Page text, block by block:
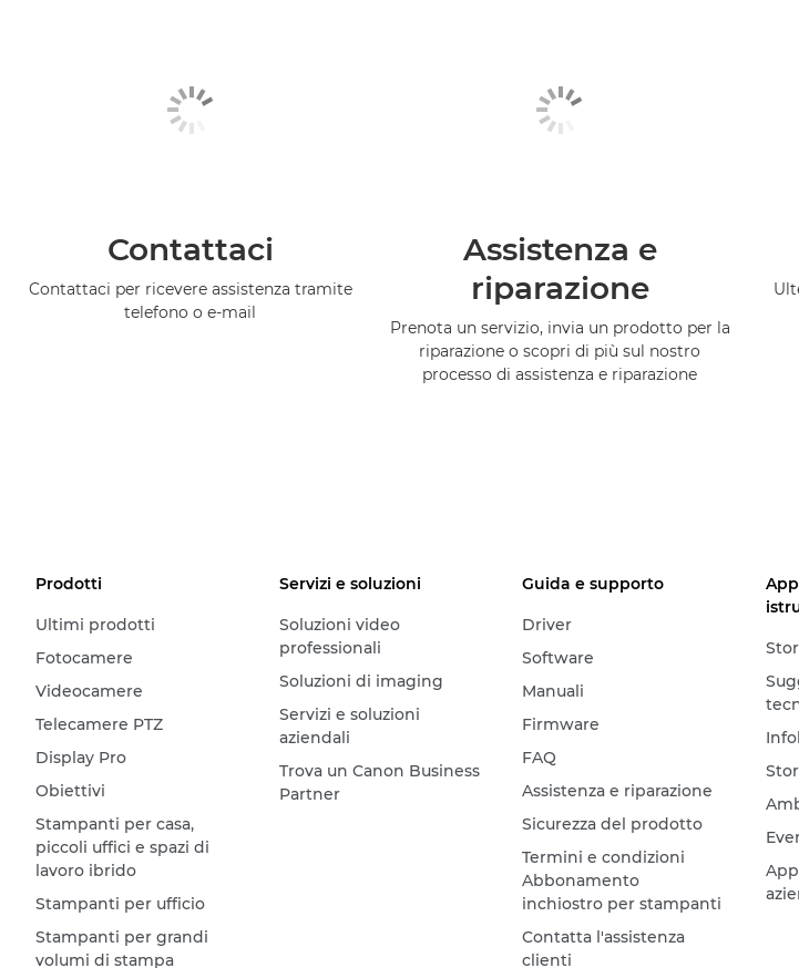
Contattaci
Contattaci per ricevere assistenza tramite
telefono o e-mail
Assistenza e
riparazione
Prenota un servizio, invia un prodotto per la
riparazione o scopri di più sul nostro
processo di assistenza e riparazione
Prodotti
Ultimi prodotti
Fotocamere
Videocamere
Telecamere PTZ
Display Pro
Obiettivi
Stampanti per casa,
piccoli uffici e spazi di
lavoro ibrido
Stampanti per ufficio
Stampanti per grandi
volumi di stampa
Servizi e soluzioni
Soluzioni video
professionali
Soluzioni di imaging
Servizi e soluzioni
aziendali
Trova un Canon Business
Partner
Guida e supporto
Driver
Software
Manuali
Firmware
FAQ
Assistenza e riparazione
Sicurezza del prodotto
Termini e condizioni
Abbonamento
inchiostro per stampanti
Contatta l'assistenza
clienti